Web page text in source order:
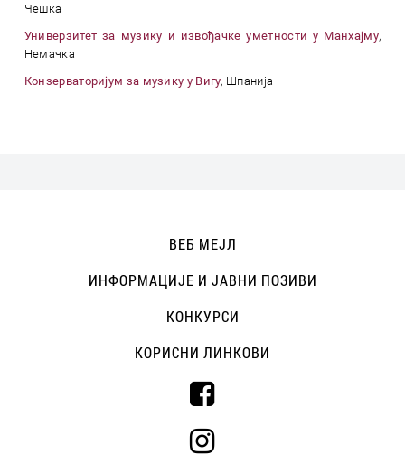
Чешка
Универзитет за музику и извођачке уметности у Манхајму,
Немачка
Конзерваторијум за музику у Вигу, Шпанија
ВЕБ МЕЈЛ
ИНФОРМАЦИЈЕ И ЈАВНИ ПОЗИВИ
КОНКУРСИ
КОРИСНИ ЛИНКОВИ